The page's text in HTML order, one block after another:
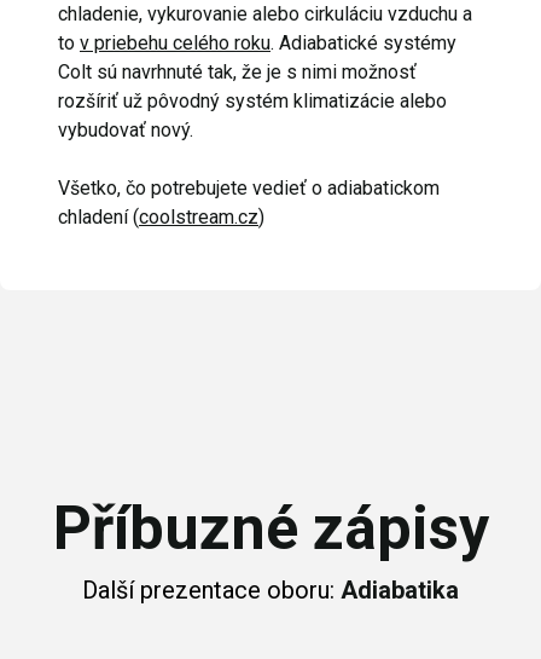
chladenie, vykurovanie alebo cirkuláciu vzduchu a
to v priebehu celého roku. Adiabatické systémy
Colt sú navrhnuté tak, že je s nimi možnosť
rozšíriť už pôvodný systém klimatizácie alebo
vybudovať nový.
Všetko, čo potrebujete vedieť o adiabatickom
chladení (coolstream.cz)
Příbuzné zápisy
Další prezentace oboru: Adiabatika